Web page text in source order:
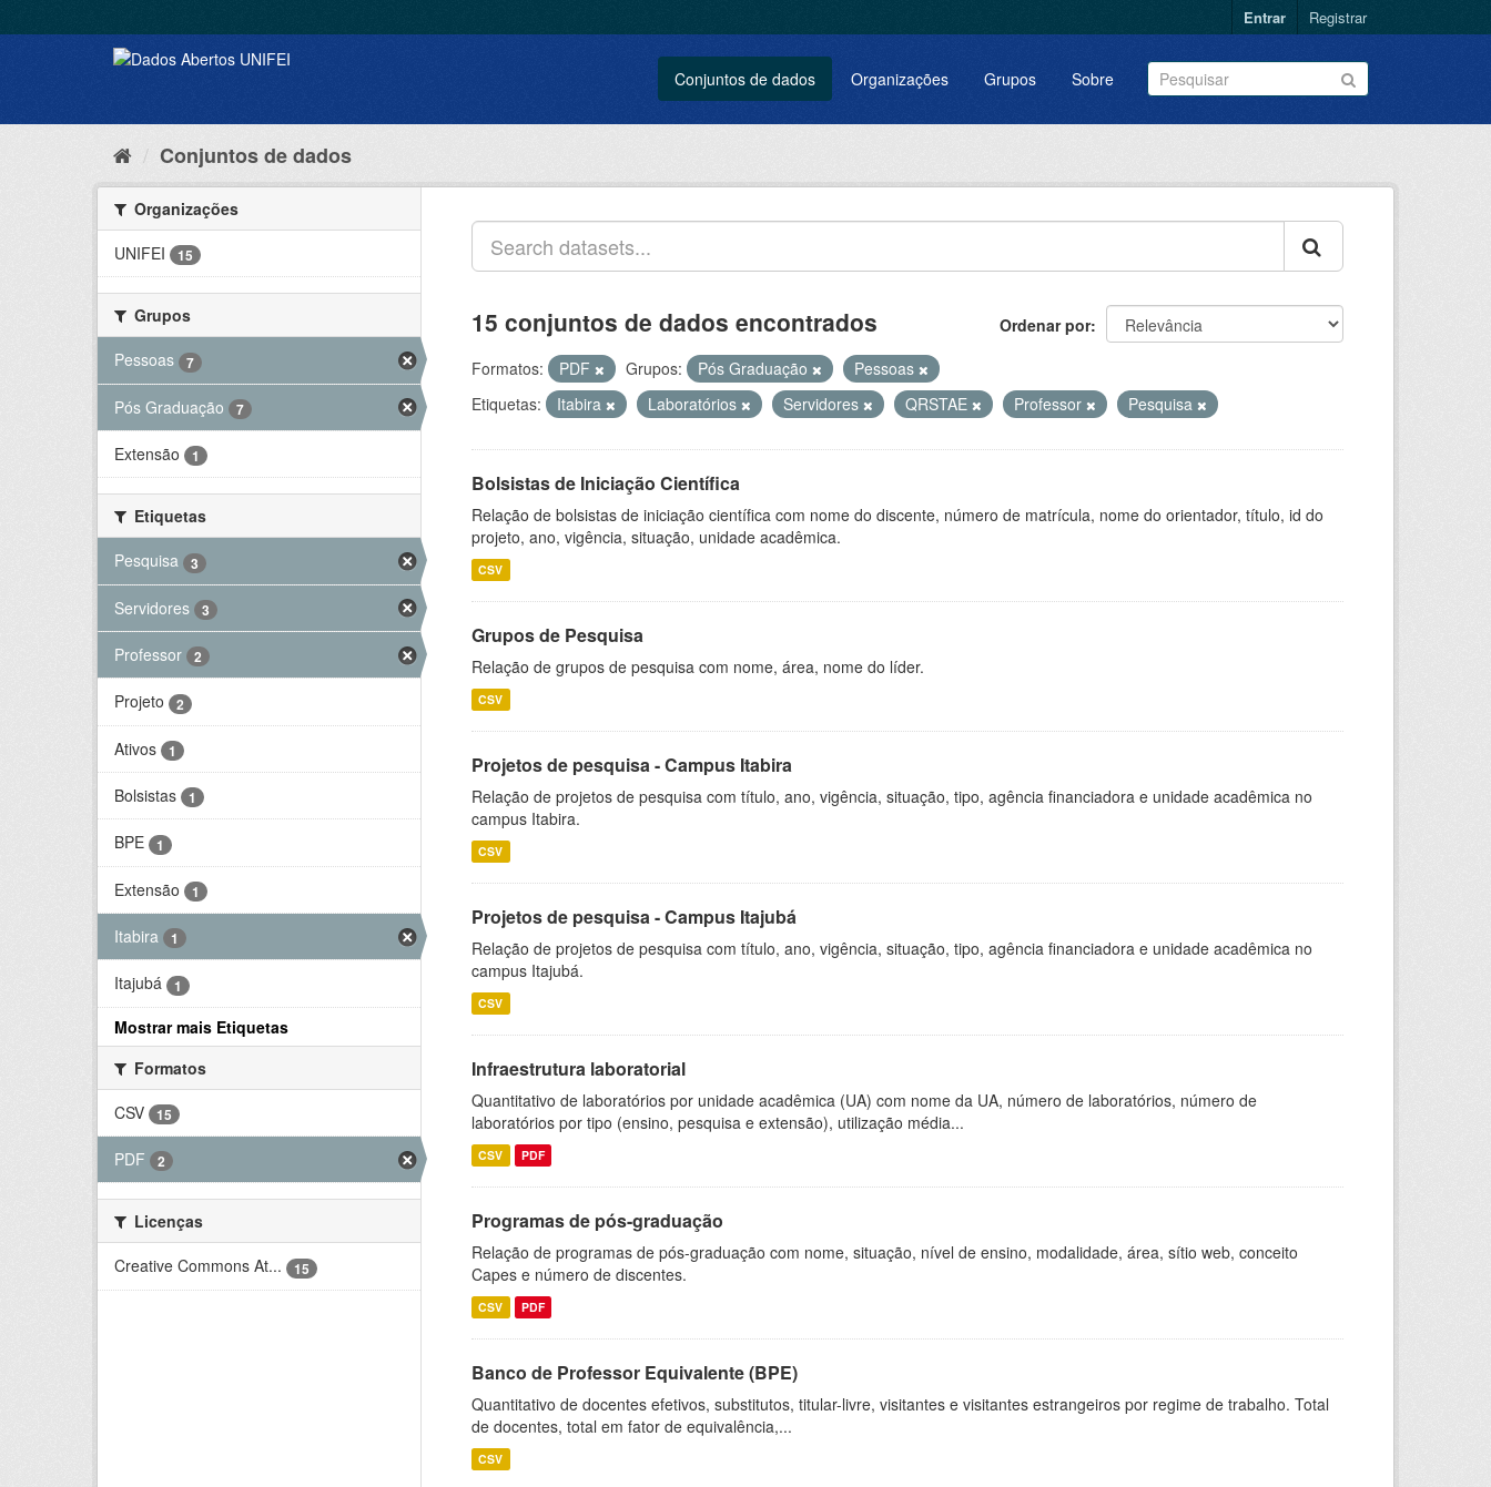
Entrar Registrar
Conjuntos de dados Organizações Grupos Sobre
Conjuntos de dados
Organizações
UNIFEI
15
Grupos
Pessoas
7
Pós Graduação 7
Extensão 1
Etiquetas
Pesquisa
3
Servidores 3
Professor 2
Projeto 2
Ativos 1
Bolsistas 1
BPE 1
Extensão 1
Itabira 1
Itajubá 1
Mostrar mais Etiquetas
Formatos
CSV
15
PDF 2
Licenças
Creative Commons At...
15
Ordenar por
15 conjuntos de dados encontrados
Formatos: PDF Grupos: Pós Graduação
Pessoas
Etiquetas:
Itabira Laboratórios Servidores QRSTAE Professor Pesquisa
Bolsistas de Iniciação Científica
Relação de bolsistas de iniciação científica com nome do discente, número de matrícula, nome do orientador, título, id do
projeto, ano, vigência, situação, unidade acadêmica.
CSV
Grupos de Pesquisa
Relação de grupos de pesquisa com nome, área, nome do líder.
CSV
Projetos de pesquisa - Campus Itabira
Relação de projetos de pesquisa com título, ano, vigência, situação, tipo, agência financiadora e unidade acadêmica no
campus Itabira.
CSV
Projetos de pesquisa - Campus Itajubá
Relação de projetos de pesquisa com título, ano, vigência, situação, tipo, agência financiadora e unidade acadêmica no
campus Itajubá.
CSV
Infraestrutura laboratorial
Quantitativo de laboratórios por unidade acadêmica (UA) com nome da UA, número de laboratórios, número de
laboratórios por tipo (ensino, pesquisa e extensão), utilização média...
CSV PDF
Programas de pós-graduação
Relação de programas de pós-graduação com nome, situação, nível de ensino, modalidade, área, sítio web, conceito
Capes e número de discentes.
CSV PDF
Banco de Professor Equivalente (BPE)
Quantitativo de docentes efetivos, substitutos, titular-livre, visitantes e visitantes estrangeiros por regime de trabalho. Total
de docentes, total em fator de equivalência,...
CSV